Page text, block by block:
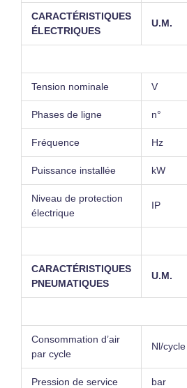
CARACTÉRISTIQUES
ÉLECTRIQUES
U.M.
Tension nominale V
Phases de ligne n°
Fréquence Hz
Puissance installée kW
Niveau de protection
électrique
IP
CARACTÉRISTIQUES
PNEUMATIQUES
U.M.
Consommation d’air
par cycle
Nl/cycle
Pression de service bar